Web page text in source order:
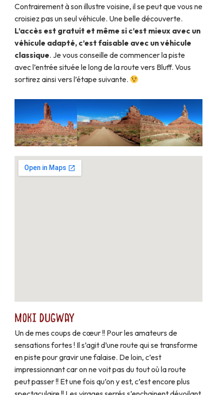
Contrairement à son illustre voisine, il se peut que vous ne
croisiez pas un seul véhicule. Une belle découverte.
L’accès est gratuit et même si c’est mieux avec un
véhicule adapté, c’est faisable avec un véhicule
classique. Je vous conseille de commencer la piste
avec l’entrée située le long de la route vers Bluff. Vous
sortirez ainsi vers l’étape suivante.
Moki Dugway
Un de mes coups de cœur !! Pour les amateurs de
sensations fortes ! Il s’agit d’une route qui se transforme
en piste pour gravir une falaise. De loin, c’est
impressionnant car on ne voit pas du tout où la route
peut passer !! Et une fois qu’on y est, c’est encore plus